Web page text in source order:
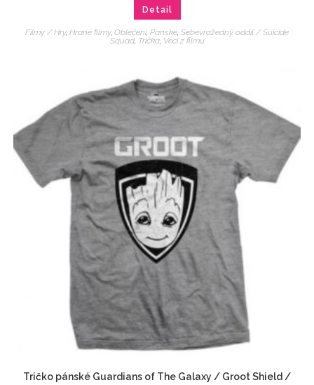
Detail
Filmy / Hry, Hrané filmy, Oblečení, Pánské, Sebevražedný oddíl / Suicide
Squad, Trička, Veci z filmu
Tričko pánské Guardians of The Galaxy / Groot Shield /